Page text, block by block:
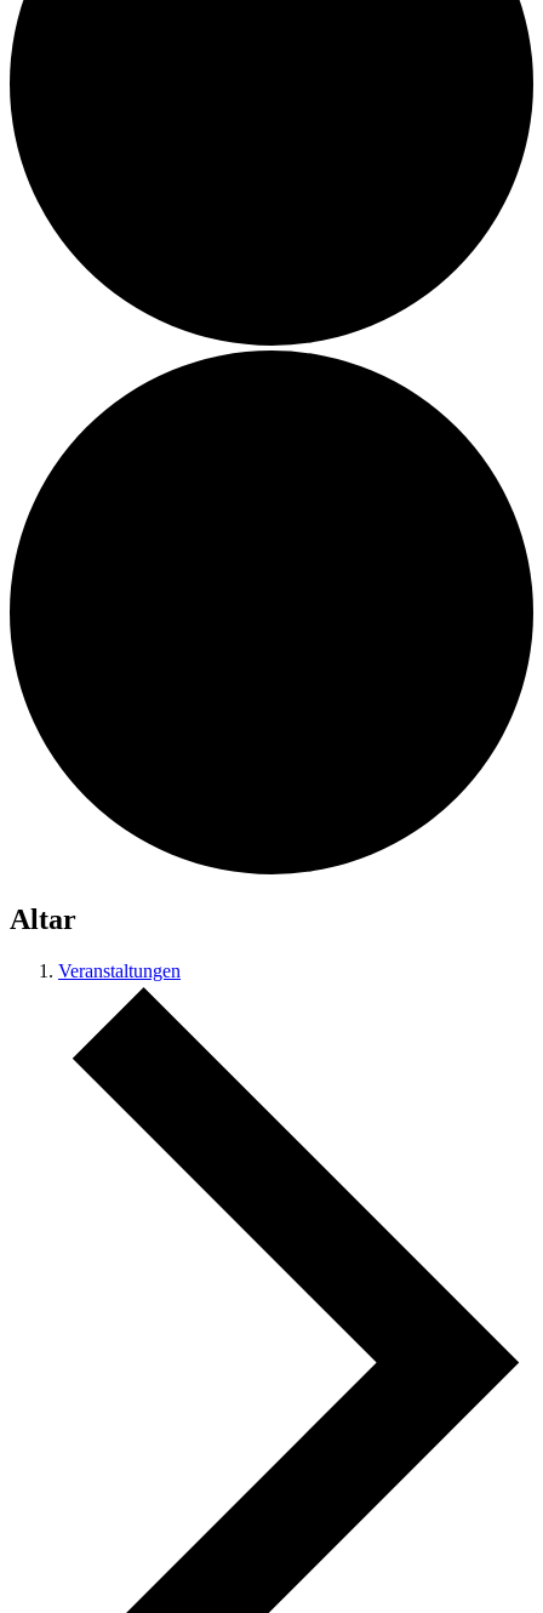
Altar
Veranstaltungen